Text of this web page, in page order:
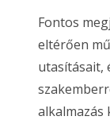
Fontos
eltérően
utasításait,
alkalmazás